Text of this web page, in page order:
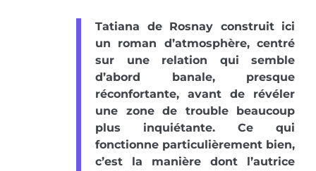
Tatiana de Rosnay construit ici
un roman d’atmosphère, centré
sur une relation qui semble
d’abord banale, presque
réconfortante, avant de révéler
une zone de trouble beaucoup
plus inquiétante. Ce qui
fonctionne particulièrement bien,
c’est la manière dont l’autrice